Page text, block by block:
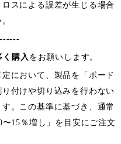
スによる誤差が生じる場合
く購入をお願いします。
において、製品を「ボード
付けや切り込みを行わない
。この基準に基づき、通常
15％増し」を目安にご注文